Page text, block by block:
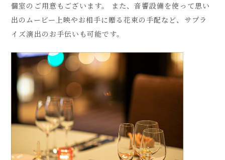
個室のご用意もございます。
また、音響設備を使って思い
出のムービー上映やお相手に贈る花束の手配など、サプラ
イズ演出のお手伝いも可能です。